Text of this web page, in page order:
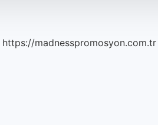
https://madnesspromosyon.com.tr